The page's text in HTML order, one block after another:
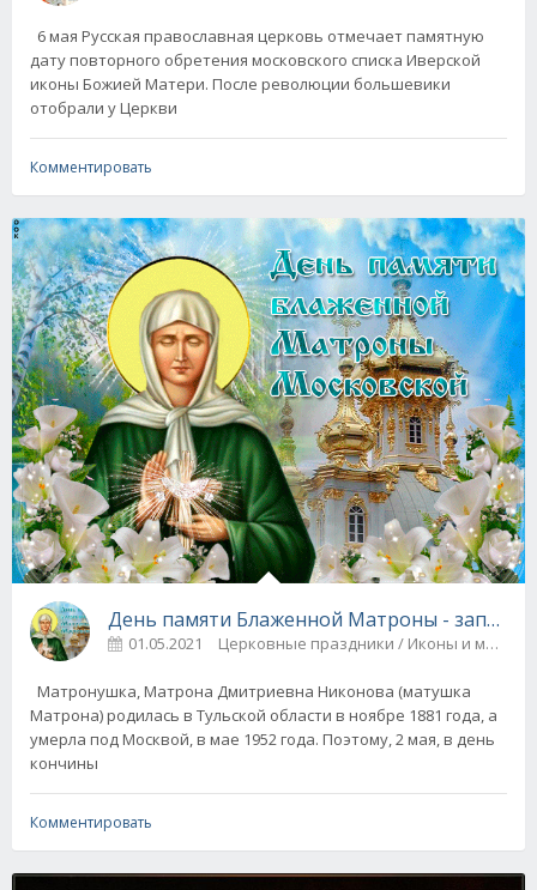
6 мая Русская православная церковь отмечает памятную
дату повторного обретения московского списка Иверской
иконы Божией Матери. После революции большевики
отобрали у Церкви
Комментировать
День памяти Блаженной Матроны -
01.05.2021 Церковные праздники / Иконы и
Матронушка, Матрона Дмитриевна Никонова (матушка
Матрона) родилась в Тульской области в ноябре 1881 года, а
умерла под Москвой, в мае 1952 года. Поэтому, 2 мая, в день
кончины
Комментировать